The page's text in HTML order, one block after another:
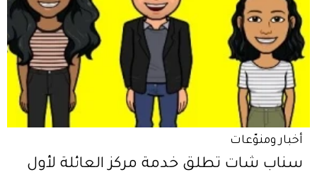
أخبار ومنوّعات
سناب شات تطلق خدمة مركز العائلة لأول